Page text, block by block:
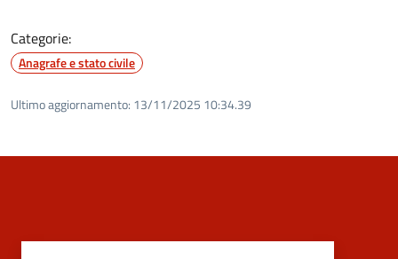
Categorie:
Anagrafe e stato civile
Ultimo aggiornamento: 13/11/2025 10:34.39